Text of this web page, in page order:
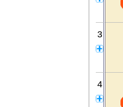
3
4